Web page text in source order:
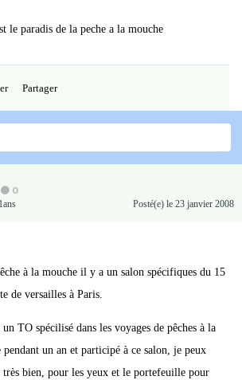
le paradis de la peche a la mouche
Partager
0
Posté(e) le 23 janvier 2008
à la mouche il y a un salon spécifiques du 15
de versailles à Paris.
TO spécilisé dans les voyages de pêches à la
pendant un an et participé à ce salon, je peux
bien, pour les yeux et le portefeuille pour